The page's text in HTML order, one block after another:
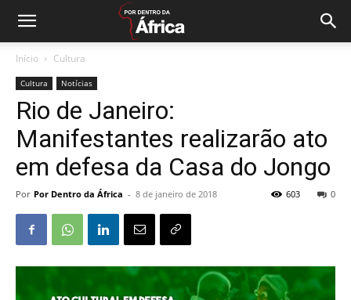
Início Cultura
Cultura Notícias
Rio de Janeiro:
Manifestantes realizarão ato
em defesa da Casa do Jongo
Por Por Dentro da África - 8 de janeiro de 2018 0
603